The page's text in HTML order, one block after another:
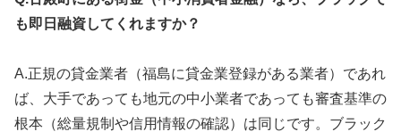
も即日融資してくれますか？
A.正規の貸金業者（福島に貸金業登録がある業者）であれ
ば、大手であっても地元の中小業者であっても審査基準の
根本（総量規制や信用情報の確認）は同じです。ブラック